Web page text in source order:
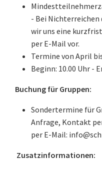
- Bei
wir uns eine
per E-Mail vor.
Termine von April
Beginn: 10.00 Uhr -
Buchung für Gruppen:
Sondertermine für
Anfrage, Kontakt
per E-Mail:
Zusatzinformationen: